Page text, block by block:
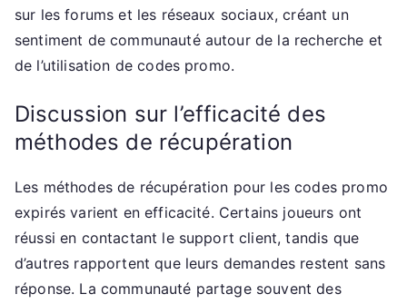
sur les forums et les réseaux sociaux, créant un
sentiment de communauté autour de la recherche et
de l’utilisation de codes promo.
Discussion sur l’efficacité des
méthodes de récupération
Les méthodes de récupération pour les codes promo
expirés varient en efficacité. Certains joueurs ont
réussi en contactant le support client, tandis que
d’autres rapportent que leurs demandes restent sans
réponse. La communauté partage souvent des